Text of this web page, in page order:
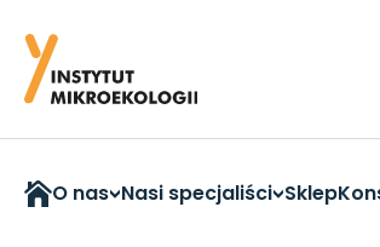
O nas Nasi specjaliści Sklep